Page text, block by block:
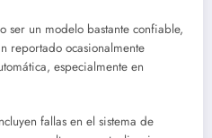
ser un modelo bastante confiable,
reportado ocasionalmente
especialmente en
fallas en el sistema de